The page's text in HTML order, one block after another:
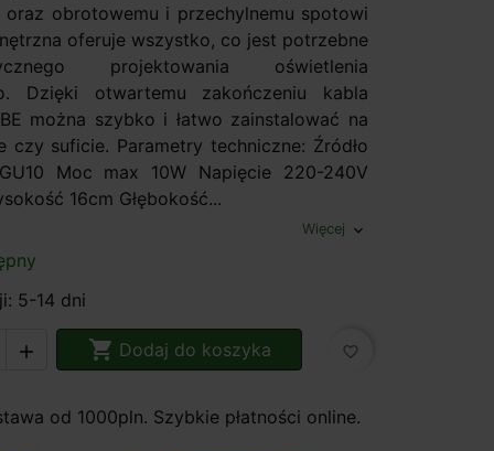
oraz obrotowemu i przechylnemu spotowi
oferuje wszystko, co jest potrzebne
projektowania oświetlenia
Dzięki otwartemu zakończeniu kabla
można szybko i łatwo zainstalować na
czy suficie. Parametry techniczne: Źródło
Moc max 10W Napięcie 220-240V
16cm Głębokość...
Więcej expand_more
5-14 dni
  Dodaj do koszyka favorite_border
od 1000pln. Szybkie płatności online.